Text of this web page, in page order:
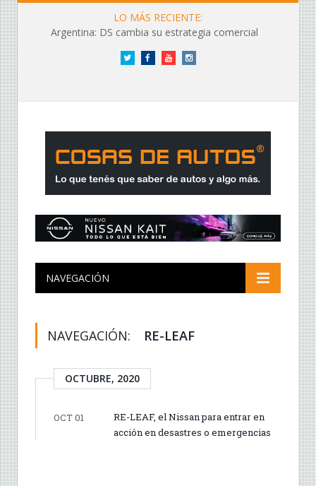
LO MÁS RECIENTE:
Argentina: DS cambia su estrategia comercial
Twitter FacebookYouTubeInstagram
NAVEGACIÓN
NAVEGACIÓN: RE-LEAF
OCTUBRE, 2020
OCT 01
RE-LEAF, el Nissan para entrar en
acción en desastres o emergencias